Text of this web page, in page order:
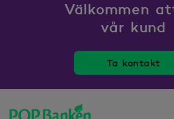
Välkommen
vår kund
Ta kontakt